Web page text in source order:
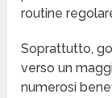
routine
Soprattutto,
verso un
numerosi